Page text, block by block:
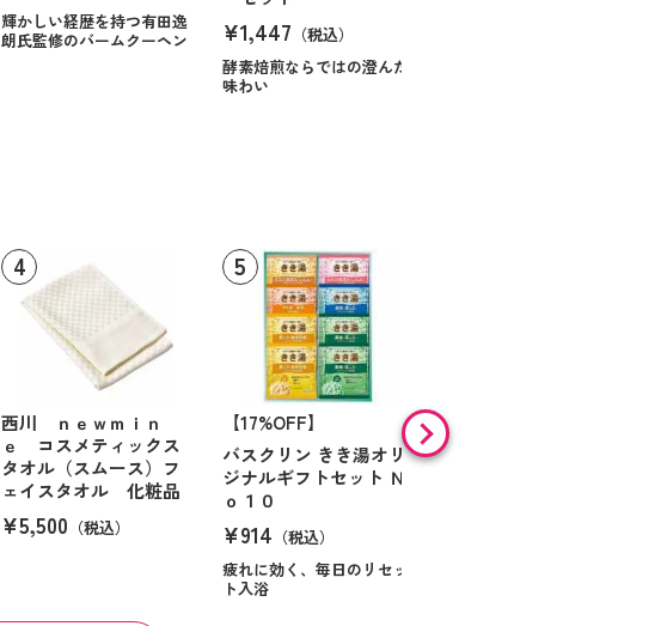
輝かしい経歴を持つ有田逸
朗氏監修のバームクーヘン
¥1,447 （税込）
酵素焙煎ならではの澄んだ
味わい
西川 ｎｅｗｍｉｎ
ｅ コスメティックス
タオル（スムース）フ
ェイスタオル 化粧品
¥5,500 （税込）
【17%OFF】
バスクリン きき湯オリ
ジナルギフトセット Ｎ
ｏ１０
¥914 （税込）
疲れに効く、毎日のリセッ
ト入浴
【46%OFF】
バスツーリスト バスソ